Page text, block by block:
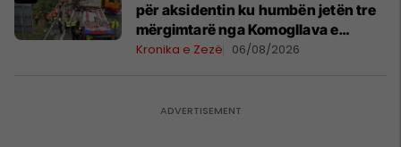
për aksidentin ku humbën jetën tre
mërgimtarë nga Komogllava e
Ferizajt
Kronika e Zezë 06/08/2026